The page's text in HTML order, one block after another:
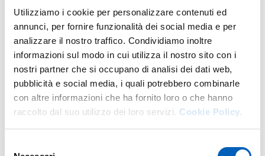
Utilizziamo i cookie per personalizzare contenuti ed
annunci, per fornire funzionalità dei social media e per
analizzare il nostro traffico. Condividiamo inoltre
informazioni sul modo in cui utilizza il nostro sito con i
nostri partner che si occupano di analisi dei dati web,
pubblicità e social media, i quali potrebbero combinarle
con altre informazioni che ha fornito loro o che hanno
raccolto dal suo utilizzo dei loro servizi. Cookie Policy.
E. raffaella.burioni@unipr.it
Organizzazione
Prof.ssaRaffaella Burioni